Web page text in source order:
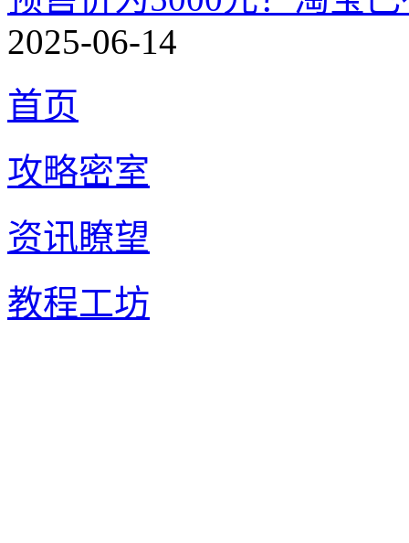
2025-06-14
首页
攻略密室
资讯瞭望
教程工坊